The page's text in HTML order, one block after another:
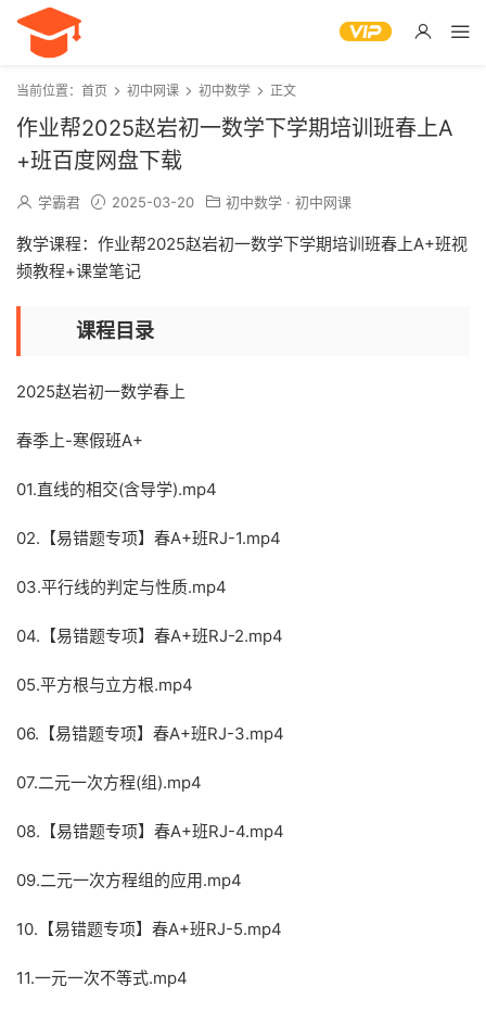
当前位置： 首页 初中网课 初中数学 正文
作业帮2025赵岩初一数学下学期培训班春上A
+班百度网盘下载
学霸君 2025-03-20 初中数学 · 初中网课
教学课程：作业帮2025赵岩初一数学下学期培训班春上A+班视
频教程+课堂笔记
课程目录
2025赵岩初一数学春上
春季上-寒假班A+
01.直线的相交(含导学).mp4
02.【易错题专项】春A+班RJ-1.mp4
03.平行线的判定与性质.mp4
04.【易错题专项】春A+班RJ-2.mp4
05.平方根与立方根.mp4
06.【易错题专项】春A+班RJ-3.mp4
07.二元一次方程(组).mp4
08.【易错题专项】春A+班RJ-4.mp4
09.二元一次方程组的应用.mp4
10.【易错题专项】春A+班RJ-5.mp4
11.一元一次不等式.mp4